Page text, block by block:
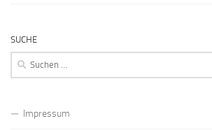
SUCHE
Suchen
Impressum